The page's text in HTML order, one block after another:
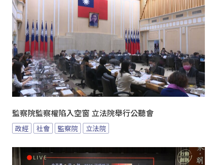
監察院監察權陷入空窗 立法院舉行公聽會
政經 社會 監察院 立法院